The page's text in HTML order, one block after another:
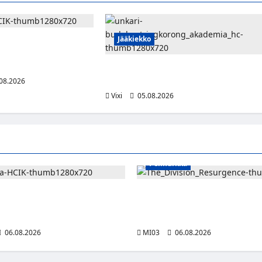
Jääkiekko
Vixi
05.08.2026
06.08.2026
Pelinurkka
MI03
06.08.2026